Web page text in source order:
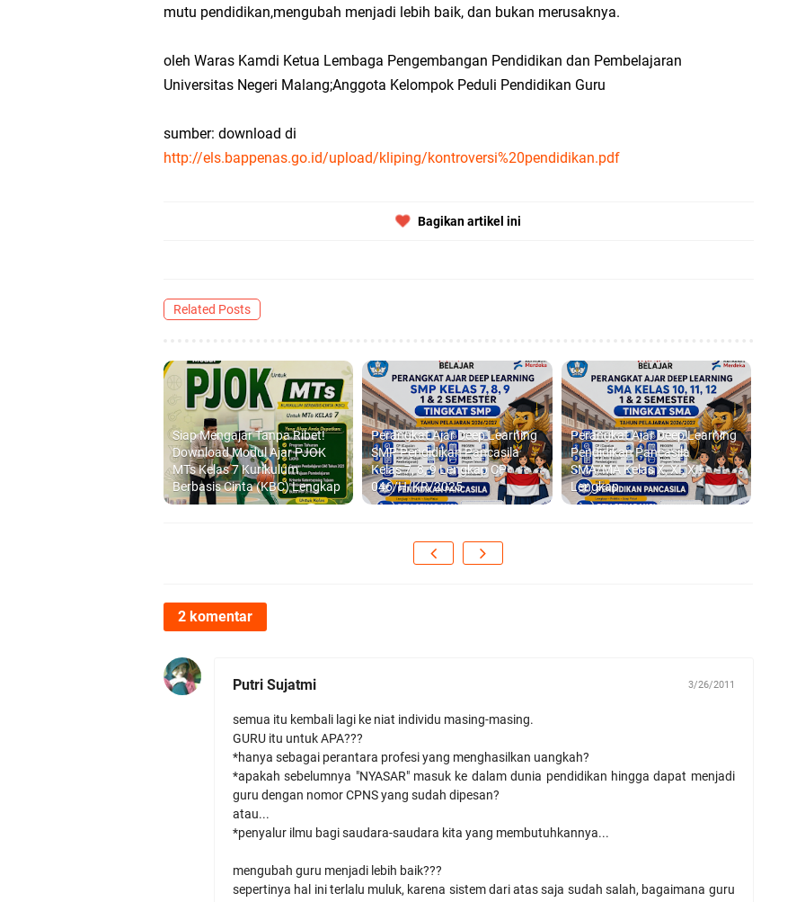
mutu pendidikan,mengubah menjadi lebih baik, dan bukan merusaknya.
oleh Waras Kamdi Ketua Lembaga Pengembangan Pendidikan dan Pembelajaran
Universitas Negeri Malang;Anggota Kelompok Peduli Pendidikan Guru
sumber: download di
http://els.bappenas.go.id/upload/kliping/kontroversi%20pendidikan.pdf
Bagikan artikel ini
Related Posts
Siap Mengajar Tanpa Ribet!
Download Modul Ajar PJOK
MTs Kelas 7 Kurikulum
Berbasis Cinta (KBC) Lengkap
Perangkat Ajar Deep Learning
SMP Pendidikan Pancasila
Kelas 7, 8, 9 Lengkap CP
046/H/KR/2025
Perangkat Ajar Deep Learning
Pendidikan Pancasila
SMA/MA Kelas X, XI, XII
Lengkap
2 komentar
Putri Sujatmi 3/26/2011
semua itu kembali lagi ke niat individu masing-masing.
GURU itu untuk APA???
*hanya sebagai perantara profesi yang menghasilkan uangkah?
*apakah sebelumnya "NYASAR" masuk ke dalam dunia pendidikan hingga dapat menjadi
guru dengan nomor CPNS yang sudah dipesan?
atau...
*penyalur ilmu bagi saudara-saudara kita yang membutuhkannya...
mengubah guru menjadi lebih baik???
sepertinya hal ini terlalu muluk, karena sistem dari atas saja sudah salah, bagaimana guru